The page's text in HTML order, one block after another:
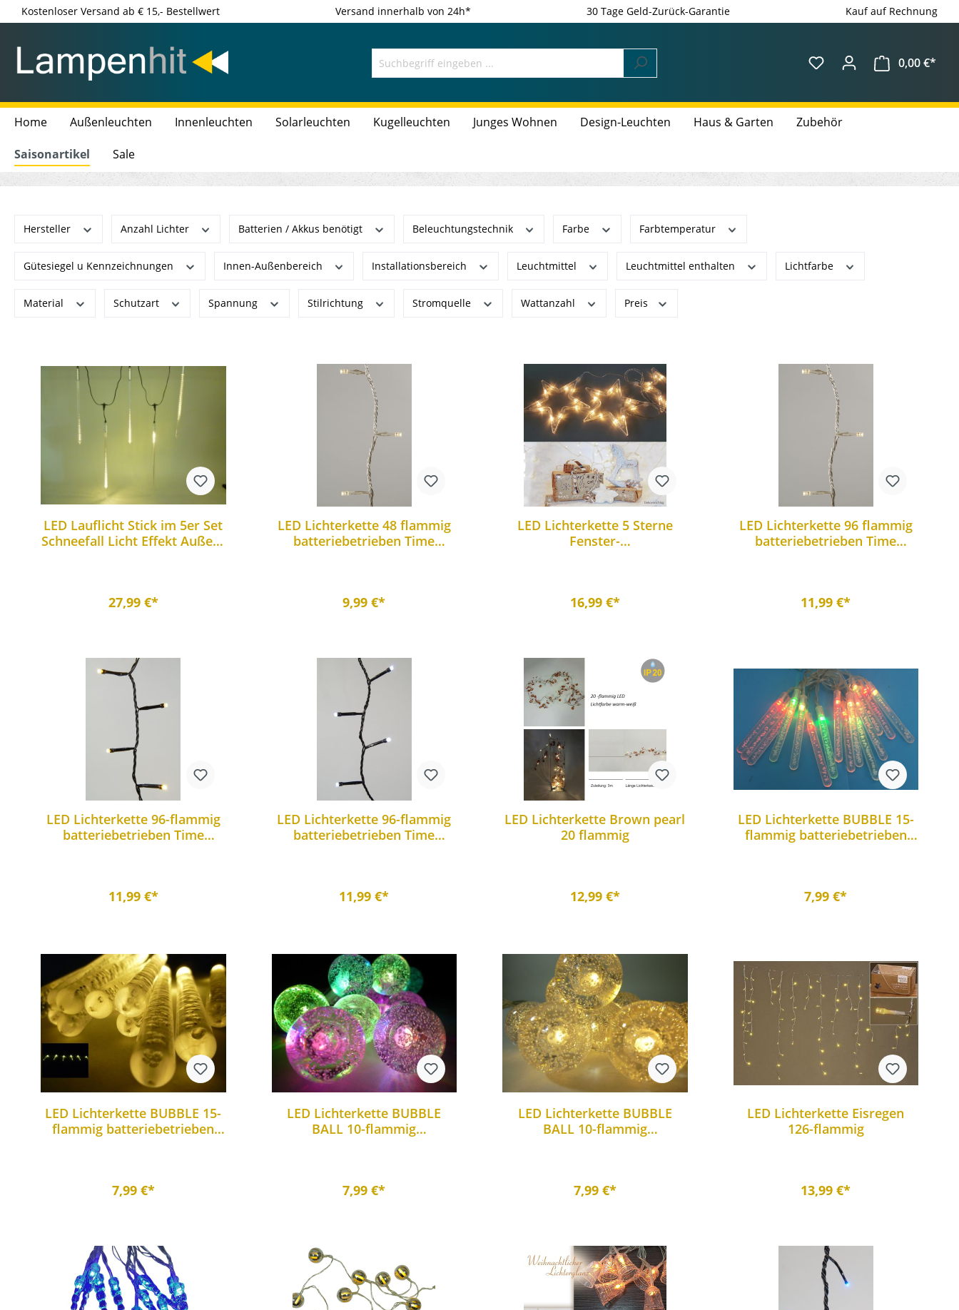
Kostenloser Versand ab € 15,- Bestellwert Versand innerhalb von 24h* 30 Tage Geld-Zurück-Garantie Kauf auf Rechnung
0,00 €*
Home Außenleuchten Innenleuchten Solarleuchten Kugelleuchten Junges Wohnen Design-Leuchten Haus & Garten Zubehör
Saisonartikel Sale
Hersteller Anzahl Lichter Batterien / Akkus benötigt Beleuchtungstechnik Farbe Farbtemperatur
Gütesiegel u Kennzeichnungen Innen-Außenbereich Installationsbereich Leuchtmittel Leuchtmittel enthalten Lichtfarbe
Material Schutzart Spannung Stilrichtung Stromquelle Wattanzahl Preis
LED Lauflicht Stick im 5er Set
Schneefall Licht Effekt Außen-
27,99 €*
LED Lichterkette 48 flammig
batteriebetrieben Time
9,99 €*
LED Lichterkette 5 Sterne
Fenster-
16,99 €*
LED Lichterkette 96 flammig
batteriebetrieben Time
11,99 €*
LED Lichterkette 96-flammig
batteriebetrieben Time
11,99 €*
LED Lichterkette 96-flammig
batteriebetrieben Time
11,99 €*
LED Lichterkette Brown pearl
20 flammig
12,99 €*
LED Lichterkette BUBBLE 15-
flammig batteriebetrieben
7,99 €*
LED Lichterkette BUBBLE 15-
flammig batteriebetrieben
7,99 €*
LED Lichterkette BUBBLE
BALL 10-flammig
7,99 €*
LED Lichterkette BUBBLE
BALL 10-flammig
7,99 €*
LED Lichterkette Eisregen
126-flammig
13,99 €*